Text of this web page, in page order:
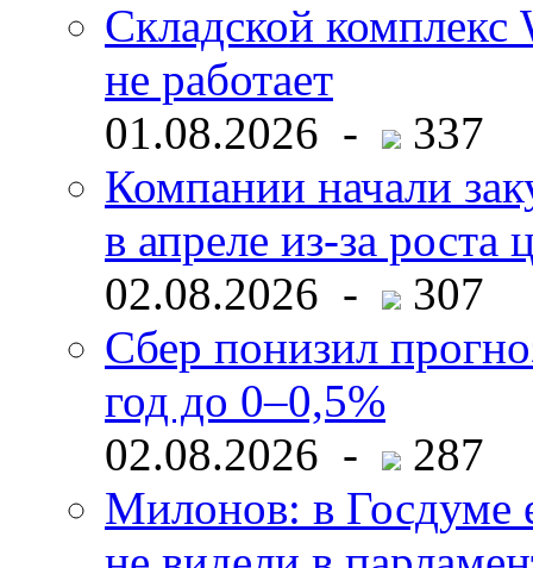
Складской комплекс
не работает
01.08.2026 -
337
Компании начали
в апреле из-за роста
02.08.2026 -
307
Сбер понизил
год до 0–0,5%
02.08.2026 -
287
Милонов: в Госдуме